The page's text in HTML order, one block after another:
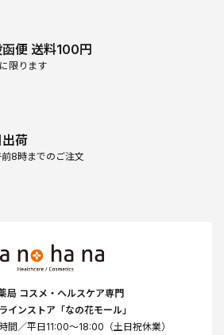
便 送料100円
限ります
荷
8時までのご注文
局 コスメ・ヘルスケア専門
インストア「なの花モール」
間／平日11:00～18:00（土日祝休業）